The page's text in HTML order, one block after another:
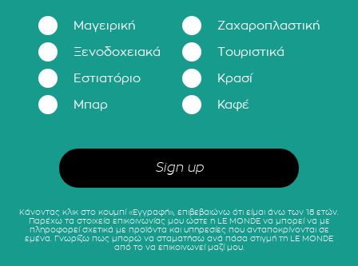
Μαγειρική Ζαχαροπλαστική
Ξενοδοχειακά Τουριστικά
Εστιατόριο Κρασί
Μπαρ Καφέ
Κάνοντας κλικ στο κουμπί «Εγγραφή», επιβεβαιώνω ότι είμαι άνω των 18 ετών.
Παρέχω τα στοιχεία επικοινωνίας μου ώστε η LE MONDE να μπορεί να με
πληροφορεί σχετικά με προϊόντα και υπηρεσίες που ανταποκρίνονται σε
εμένα. Γνωρίζω πως μπορώ να σταματήσω ανά πάσα στιγμή τη LE MONDE
από το να επικοινωνεί μαζί μου.